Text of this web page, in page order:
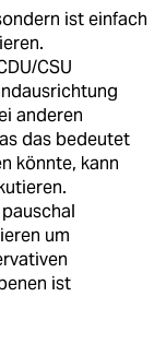
ist einfach
CSU
anderen
das bedeutet
könnte, kann
um
ist